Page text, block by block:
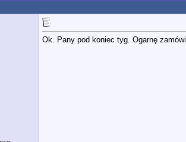
Ok. Pany pod koniec tyg. Ogarnę